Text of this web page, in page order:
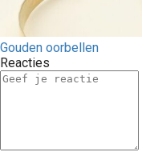
Gouden oorbellen
Reacties